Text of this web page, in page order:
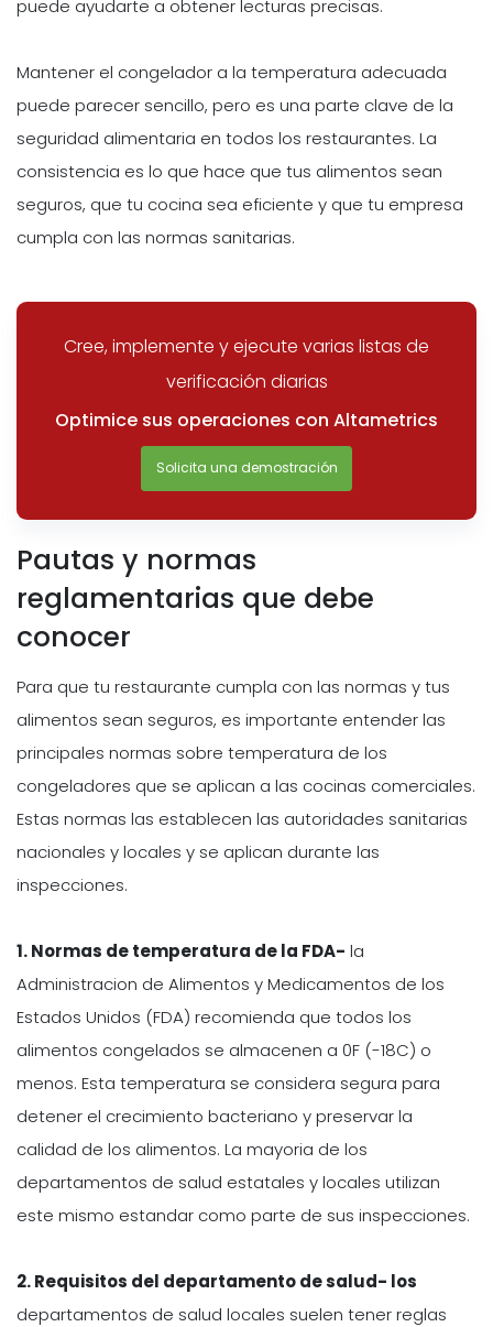
puede ayudarte a obtener lecturas precisas.
Mantener el congelador a la temperatura adecuada
puede parecer sencillo, pero es una parte clave de la
seguridad alimentaria en todos los restaurantes. La
consistencia es lo que hace que tus alimentos sean
seguros, que tu cocina sea eficiente y que tu empresa
cumpla con las normas sanitarias.
Cree, implemente y ejecute varias listas de
verificación diarias
Optimice sus operaciones con Altametrics
Solicita una demostración
Pautas y normas
reglamentarias que debe
conocer
Para que tu restaurante cumpla con las normas y tus
alimentos sean seguros, es importante entender las
principales normas sobre temperatura de los
congeladores que se aplican a las cocinas comerciales.
Estas normas las establecen las autoridades sanitarias
nacionales y locales y se aplican durante las
inspecciones.
1. Normas de temperatura de la FDA- la
Administracion de Alimentos y Medicamentos de los
Estados Unidos (FDA) recomienda que todos los
alimentos congelados se almacenen a 0F (-18C) o
menos. Esta temperatura se considera segura para
detener el crecimiento bacteriano y preservar la
calidad de los alimentos. La mayoria de los
departamentos de salud estatales y locales utilizan
este mismo estandar como parte de sus inspecciones.
2. Requisitos del departamento de salud- los
departamentos de salud locales suelen tener reglas